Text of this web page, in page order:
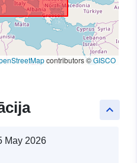
contributors ©GISCO
keyboard_arrow_up
May 2026